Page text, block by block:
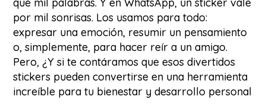
por mil sonrisas. Los usamos para todo:
expresar una emoción, resumir un pensamiento
o, simplemente, para hacer reír a un amigo.
Pero, ¿Y si te contáramos que esos divertidos
stickers pueden convertirse en una herramienta
increíble para tu bienestar y desarrollo personal